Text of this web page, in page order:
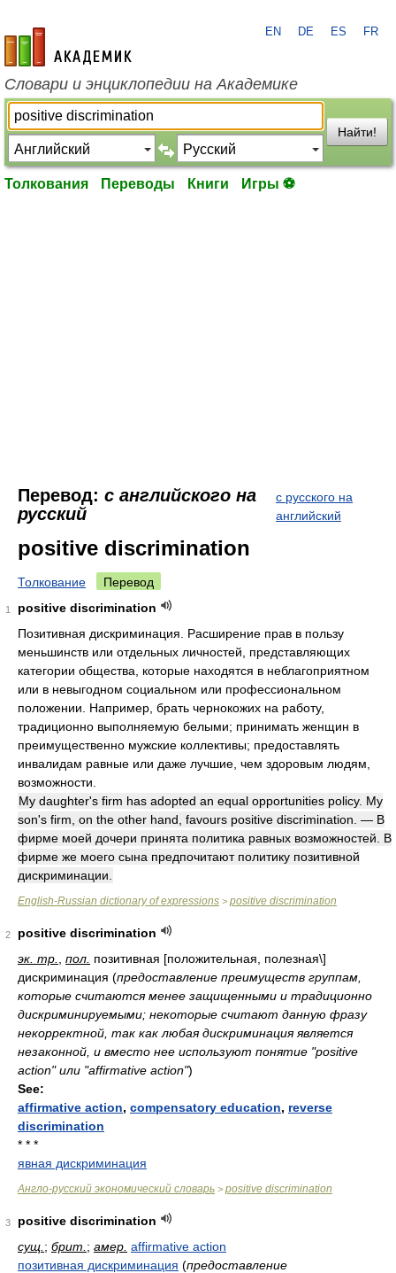
academic.ru
EN DE ES FR
Словари и энциклопедии на Академике
Найти!
Толкования Переводы Книги Игры ⚽
Перевод: с английского на
русский
с русского на
английский
positive discrimination
Толкование Перевод
1
positive discrimination
Позитивная дискриминация. Расширение прав в пользу
меньшинств или отдельных личностей, представляющих
категории общества, которые находятся в неблагоприятном
или в невыгодном социальном или профессиональном
положении. Например, брать чернокожих на работу,
традиционно выполняемую белыми; принимать женщин в
преимущественно мужские коллективы; предоставлять
инвалидам равные или даже лучшие, чем здоровым людям,
возможности.
My daughter's firm has adopted an equal opportunities policy. My
son's firm, on the other hand, favours positive discrimination. — В
фирме моей дочери принята политика равных возможностей. В
фирме же моего сына предпочитают политику позитивной
дискриминации.
English-Russian dictionary of expressions > positive discrimination
2
positive discrimination
эк. тр.
пол. позитивная [положительная, полезная\]
дискриминация (предоставление преимуществ группам,
которые считаются менее защищенными и традиционно
дискриминируемыми; некоторые считают данную фразу
некорректной, так как любая дискриминация является
незаконной, и вместо нее используют понятие "positive
action" или "affirmative action")
See:
affirmative action, compensatory education, reverse
discrimination
* * *
явная дискриминация
Англо-русский экономический словарь > positive discrimination
3
positive discrimination
сущ. ; брит. ; амер. affirmative action
позитивная дискриминация (предоставление